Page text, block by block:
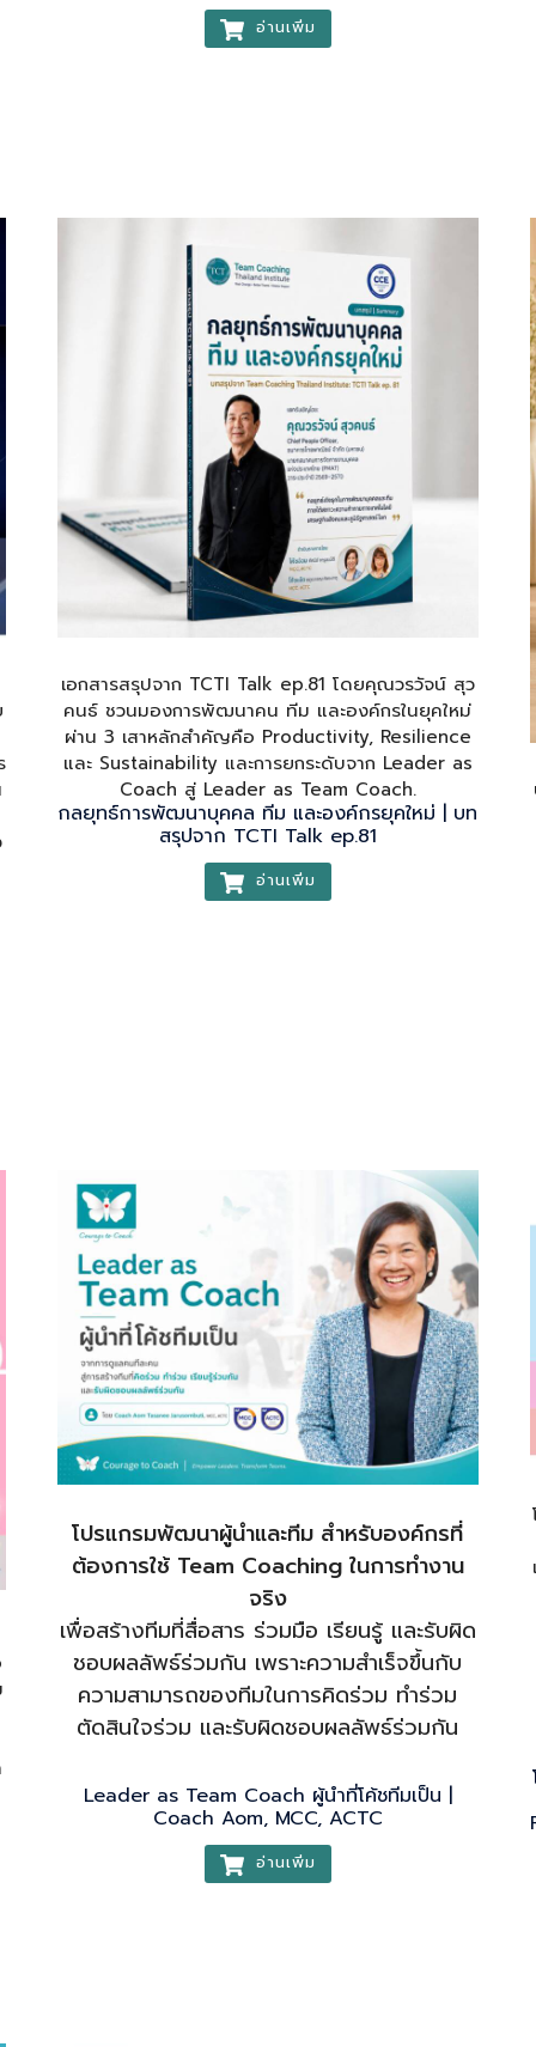
อ่านเพิ่ม
เอกสารสรุปจาก TCTI Talk ep.81 โดยคุณวรวัจน์ สุว
คนธ์ ชวนมองการพัฒนาคน ทีม และองค์กรในยุคใหม่
ผ่าน 3 เสาหลักสำคัญคือ Productivity, Resilience
และ Sustainability และการยกระดับจาก Leader as
Coach สู่ Leader as Team Coach.
กลยุทธ์การพัฒนาบุคคล ทีม และองค์กรยุคใหม่ | บท
สรุปจาก TCTI Talk ep.81
อ่านเพิ่ม
โปรแกรมพัฒนาผู้นำและทีม สำหรับองค์กรที่
ต้องการใช้ Team Coaching ในการทำงาน
จริง
เพื่อสร้างทีมที่สื่อสาร ร่วมมือ เรียนรู้ และรับผิด
ชอบผลลัพธ์ร่วมกัน เพราะความสำเร็จขึ้นกับ
ความสามารถของทีมในการคิดร่วม ทำร่วม
ตัดสินใจร่วม และรับผิดชอบผลลัพธ์ร่วมกัน
Leader as Team Coach ผู้นำที่โค้ชทีมเป็น |
Coach Aom, MCC, ACTC
อ่านเพิ่ม